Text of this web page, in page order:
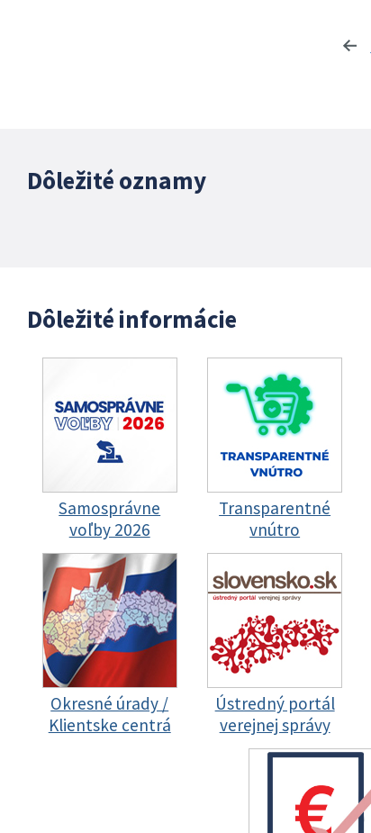
Dôležité oznamy
Dôležité informácie
Samosprávne
voľby 2026
Transparentné
vnútro
Okresné úrady /
Klientske centrá
Ústredný portál
verejnej správy